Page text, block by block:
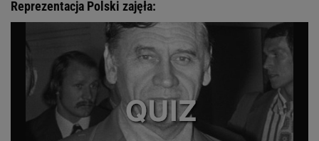
Reprezentacja Polski zajęła: